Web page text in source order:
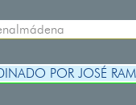
POR JOSÉ